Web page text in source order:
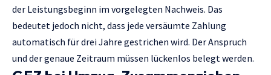
der Leistungsbeginn im vorgelegten Nachweis. Das
bedeutet jedoch nicht, dass jede versäumte Zahlung
automatisch für drei Jahre gestrichen wird. Der Anspruch
und der genaue Zeitraum müssen lückenlos belegt werden.